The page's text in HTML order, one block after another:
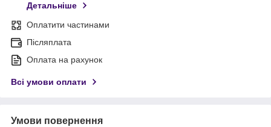
Детальніше
Оплатити частинами
Післяплата
Оплата на рахунок
Всі умови оплати
Умови повернення